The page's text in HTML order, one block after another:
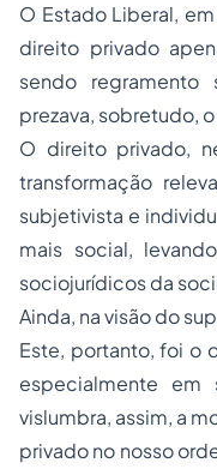
O Estado Liberal,
direito privado
sendo regramento
prezava, sobretudo,
O direito privado,
transformação
subjetivista e
mais social,
sociojurídicos da
Ainda, na visão do
Este, portanto, foi o
especialmente em
vislumbra, assim, a
privado no nosso